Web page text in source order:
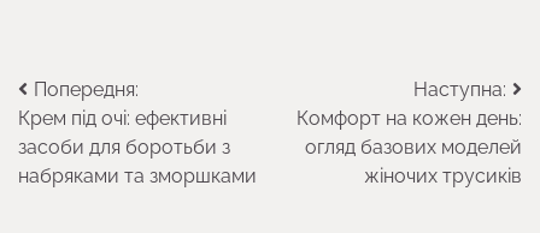
Навігація
записів
Попередня:
Крем під очі: ефективні
засоби для боротьби з
набряками та зморшками
Наступна:
Комфорт на кожен день:
огляд базових моделей
жіночих трусиків